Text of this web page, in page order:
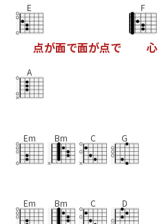
E
点が面で面が点で
F
心
A
Em Bm C G
Em Bm C D